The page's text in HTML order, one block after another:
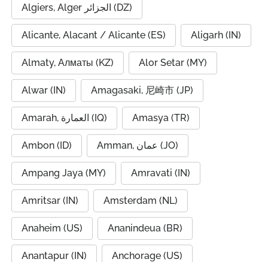
Algiers, Alger الجزائر (DZ)
Alicante, Alacant / Alicante (ES) Aligarh (IN)
Almaty, Алматы (KZ) Alor Setar (MY)
Alwar (IN) Amagasaki, 尼崎市 (JP)
Amarah, العمارة (IQ) Amasya (TR)
Ambon (ID) Amman, عمان (JO)
Ampang Jaya (MY) Amravati (IN)
Amritsar (IN) Amsterdam (NL)
Anaheim (US) Ananindeua (BR)
Anantapur (IN) Anchorage (US)